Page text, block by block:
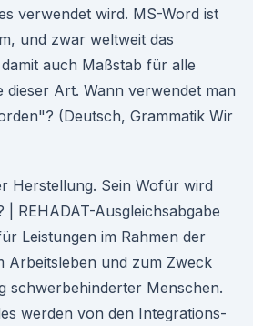
verwendet wird. MS-Word ist
und zwar weltweit das
auch Maßstab für alle
dieser Art. Wann verwendet man
(Deutsch, Grammatik Wir
Herstellung. Sein Wofür wird
| REHADAT-Ausgleichsabgabe
Leistungen im Rahmen der
Arbeitsleben und zum Zweck
schwerbehinderter Menschen.
werden von den Integrations-